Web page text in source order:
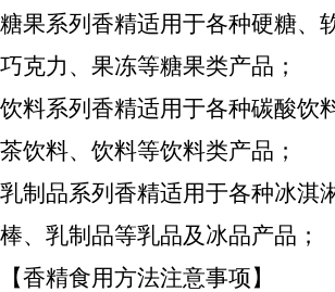
糖果系列香精适用于各种硬糖、
巧克力、果冻等糖果类产品；
饮料系列香精适用于各种碳酸饮
茶饮料、饮料等饮料类产品；
乳制品系列香精适用于各种冰淇
棒、乳制品等乳品及冰品产品；
【香精食用方法注意事项】